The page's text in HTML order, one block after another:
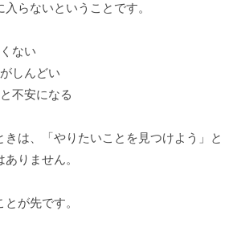
らないということです。
ない
しんどい
不安になる
きは、「やりたいことを見つけよう」と
りません。
が先です。